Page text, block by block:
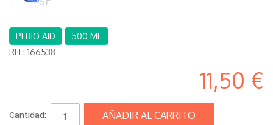
PERIO AID
500 ML
REF: 166538
11,50 €
Cantidad: AÑADIR AL CARRITO